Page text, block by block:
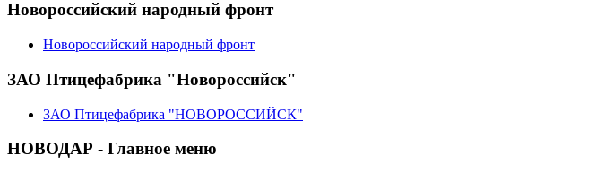
Новороссийский народный фронт
Новороссийский народный фронт
ЗАО Птицефабрика "Новороссийск"
ЗАО Птицефабрика "НОВОРОССИЙСК"
НОВОДАР - Главное меню